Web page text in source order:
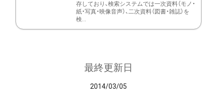
存しており、検索システムでは一次資料（モノ・
紙・写真・映像音声）、二次資料（図書・雑誌）を
検...
最終更新日
2014/03/05